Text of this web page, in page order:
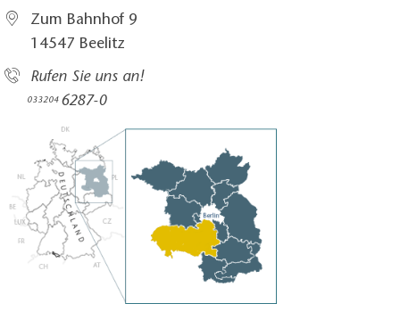
Zum Bahnhof 9
14547 Beelitz
Rufen Sie uns an!
033204 6287-0